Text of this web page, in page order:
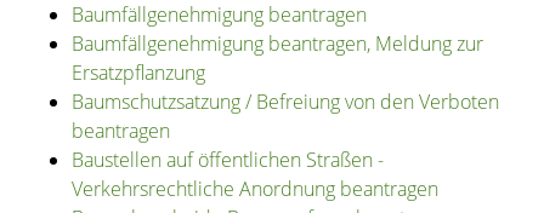
Baumfällgenehmigung beantragen
Baumfällgenehmigung beantragen, Meldung zur
Ersatzpflanzung
Baumschutzsatzung / Befreiung von den Verboten
beantragen
Baustellen auf öffentlichen Straßen -
Verkehrsrechtliche Anordnung beantragen